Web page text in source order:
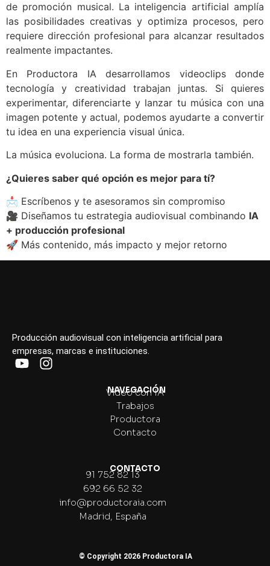
de promoción musical. La inteligencia artificial amplía
las posibilidades creativas y optimiza procesos, pero
requiere dirección profesional para alcanzar resultados
realmente impactantes.
En Productora IA desarrollamos videoclips donde
tecnología y creatividad trabajan juntas. Si quieres
experimentar, diferenciarte y lanzar tu música con una
imagen potente y actual, podemos ayudarte a convertir
tu idea en una experiencia visual única.
La música evoluciona. La forma de mostrarla también.
¿Quieres saber qué opción es mejor para tí?
📩 Escríbenos y te asesoramos sin compromiso
🎥 Diseñamos tu estrategia audiovisual combinando IA
+ producción profesional
🚀 Más contenido, más impacto y mejor retorno
Producción audiovisual con inteligencia artificial para
empresas, marcas e instituciones.
NAVEGACIÓN
Vídeo con IA
Trabajos
Productora
Contacto
CONTACTO
91 752 82 13
692 66 52 32
info@productoraia.com
Madrid, España
© Copyright 2026 Productora IA